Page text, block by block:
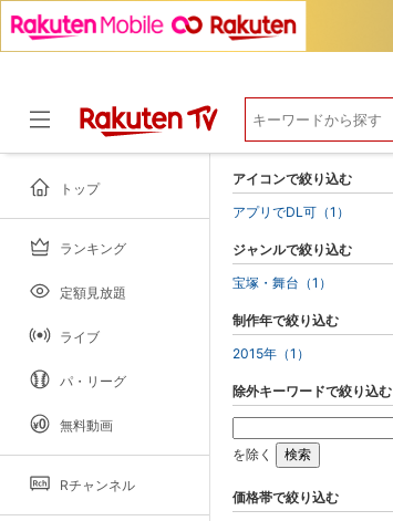
トップ
ランキング
定額見放題
ライブ
パ・リーグ
無料動画
Rチャンネル
アイコンで絞り込む
アプリでDL可（1）
ジャンルで絞り込む
宝塚・舞台（1）
制作年で絞り込む
2015年（1）
除外キーワードで絞り込む
を除く
価格帯で絞り込む